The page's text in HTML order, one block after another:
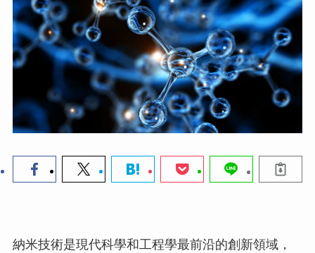
納米技術是現代科學和工程學最前沿的創新領域，